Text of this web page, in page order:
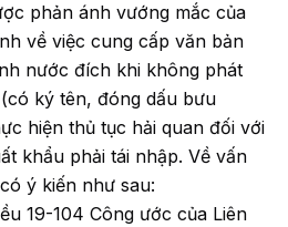
phản ánh vướng mắc của
về việc cung cấp văn bản
nước đích khi không phát
ký tên, đóng dấu bưu
hiện thủ tục hải quan đối với
khẩu phải tái nhập. Về vấn
ý kiến như sau:
19-104 Công ước của Liên